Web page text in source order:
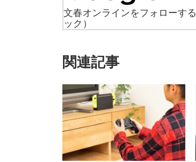
文春オンラインをフォローする
ック）
関連記事